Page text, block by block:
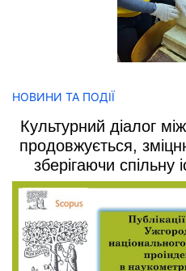
НОВИНИ ТА ПОДІЇ
Культурний діалог
продовжується,
зберігаючи спільну